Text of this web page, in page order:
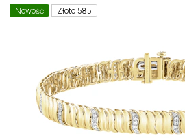
Nowość Złoto 585